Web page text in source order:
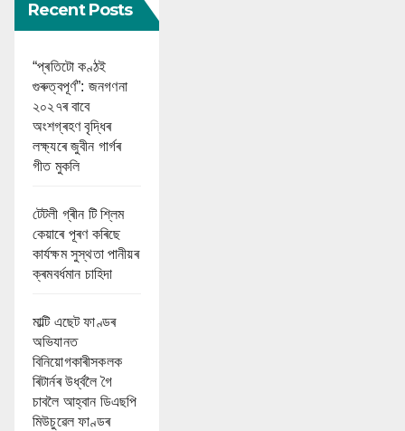
Recent Posts
“প্ৰতিটো কণ্ঠই
গুৰুত্বপূৰ্ণ”: জনগণনা
২০২৭ৰ বাবে
অংশগ্ৰহণ বৃদ্ধিৰ
লক্ষ্যৰে জুবীন গাৰ্গৰ
গীত মুকলি
টেটলী গ্ৰীন টি শ্লিম
কেয়াৰে পূৰণ কৰিছে
কাৰ্যক্ষম সুস্থতা পানীয়ৰ
ক্ৰমবৰ্ধমান চাহিদা
মাল্টি এছেট ফাণ্ডৰ
অভিযানত
বিনিয়োগকাৰীসকলক
ৰিটাৰ্নৰ উৰ্ধ্বলৈ গৈ
চাবলৈ আহ্বান ডিএছপি
মিউচুৱেল ফাণ্ডৰ